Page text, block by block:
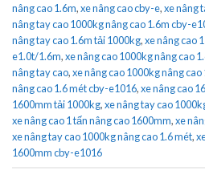
nâng cao 1.6m,xe nâng cao cby-e,xe nâng
nâng tay cao 1000kg nâng cao 1.6m cby-
nâng tay cao 1.6m tải 1000kg,xe nâng cao
e1.0t/1.6m,xe nâng cao 1000kg nâng cao
nâng tay cao,xe nâng cao 1000kg nâng cao
nâng cao 1.6 mét cby-e1016,xe nâng cao
1600mm tải 1000kg,xe nâng tay cao
xe nâng cao 1 tấn nâng cao 1600mm,xe
xe nâng tay cao 1000kg nâng cao 1.6 mét,
1600mm cby-e1016